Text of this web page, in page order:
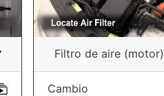
Filtro de aire (motor)
Cambio